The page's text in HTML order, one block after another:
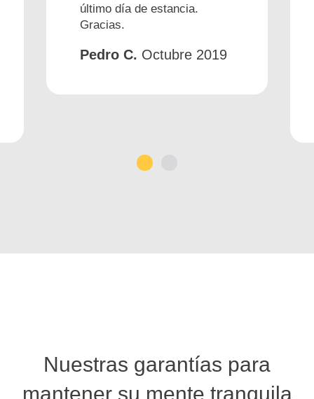
último día de estancia.
Gracias.
Pedro C. Octubre 2019
Nuestras garantías para
mantener su mente tranquila